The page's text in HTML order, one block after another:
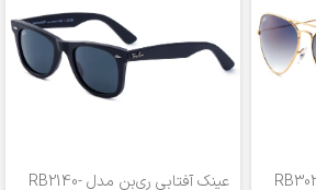
عینک آفتابی ری‌بن مدل RB2140-